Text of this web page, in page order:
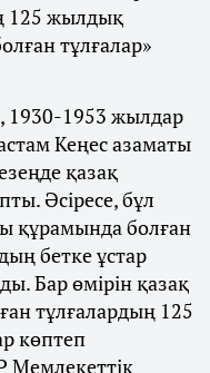
125 жылдық
тұлғалар»
1930-1953 жылдар
Кеңес азаматы
қазақ
Әсіресе, бұл
құрамында болған
бетке ұстар
Бар өмірін қазақ
тұлғалардың 125
көптеп
Мемлекеттік